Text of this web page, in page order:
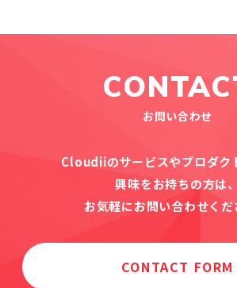
お問い合わせ
Cloudiiのサービスやプロダク
興味をお持ちの方は、
お気軽にお問い合わせくだ
CONTACT FORM